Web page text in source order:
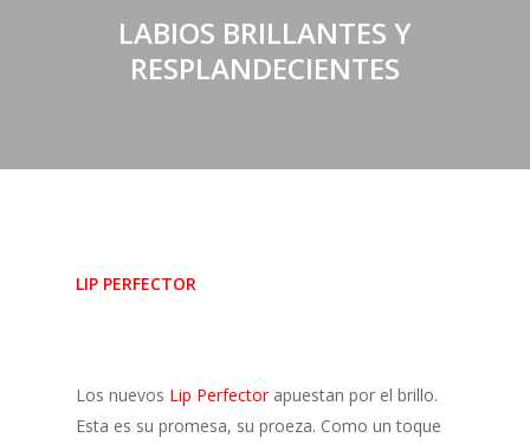
LABIOS BRILLANTES Y
RESPLANDECIENTES
LIP PERFECTOR
Los nuevos Lip Perfector apuestan por el brillo.
Esta es su promesa, su proeza. Como un toque